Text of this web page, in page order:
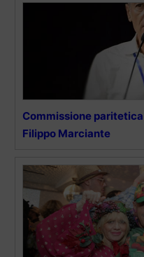
Commissione
Filippo Marciante